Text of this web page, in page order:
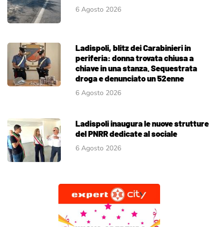
6 Agosto 2026
Ladispoli, blitz dei Carabinieri in
periferia: donna trovata chiusa a
chiave in una stanza. Sequestrata
droga e denunciato un 52enne
6 Agosto 2026
Ladispoli inaugura le nuove strutture
del PNRR dedicate al sociale
6 Agosto 2026